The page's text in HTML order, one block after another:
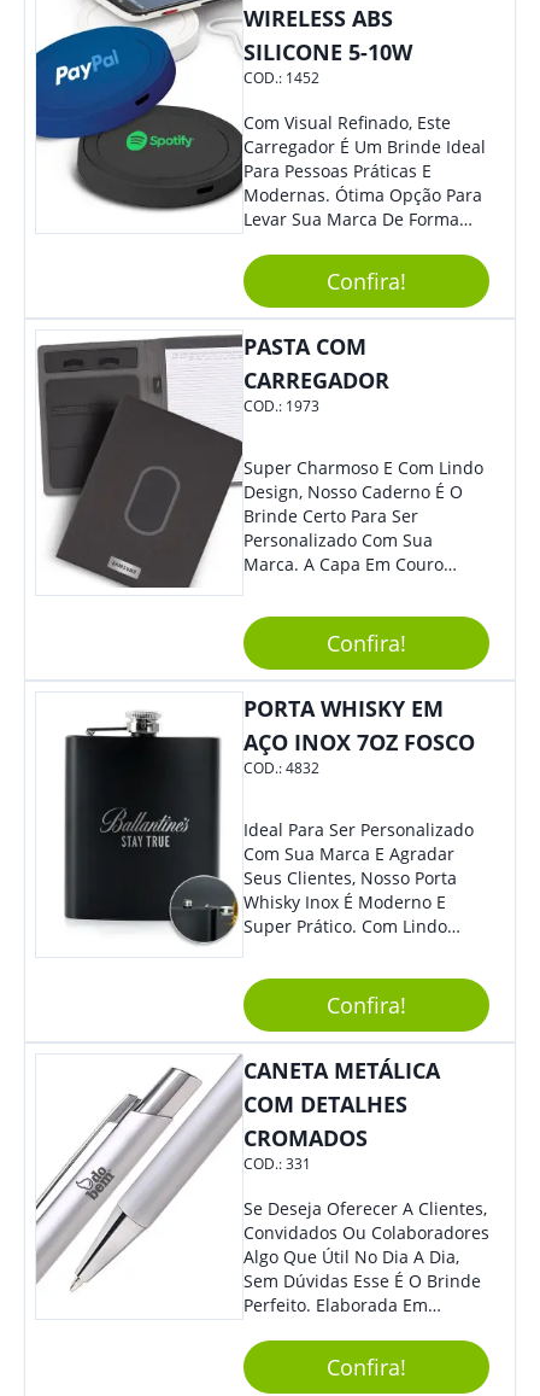
WIRELESS ABS
SILICONE 5-10W
COD.: 1452
Com Visual Refinado, Este
Carregador É Um Brinde Ideal
Para Pessoas Práticas E
Modernas. Ótima Opção Para
Levar Sua Marca De Forma
Sua Empresa Em Eventos,
Reuniões Corporativas Ou Até
Mesmo Para Presentear
Colaboradores E Parceiros De
Confira!
PASTA COM
CARREGADOR
COD.: 1973
Super Charmoso E Com Lindo
Design, Nosso Caderno É O
Brinde Certo Para Ser
Personalizado Com Sua
Marca. A Capa Em Couro
Elástico Permite Maior
Segurança Ao Carregá-Lo.
Ofereça A Seus Clientes E
Colaboradores, Sem Dúvidas
Eles Irão Adorar.
Confira!
PORTA WHISKY EM
AÇO INOX 7OZ FOSCO
COD.:4832
Ideal Para Ser Personalizado
Com Sua Marca E Agradar
Seus Clientes, Nosso Porta
Whisky Inox É Moderno E
Super Prático. Com Lindo
Grande Diferencial Em
Eventos E Feiras Corporativas.
Confira!
CANETA METÁLICA
COM DETALHES
CROMADOS
COD.:331
Se Deseja Oferecer A Clientes,
Convidados Ou Colaboradores
Algo Que Útil No Dia A Dia,
Sem Dúvidas Esse É O Brinde
Perfeito. Elaborada Em
Com Detalhes Em Metal, Essa
Incrível Caneta Esferográfica É
Confira!